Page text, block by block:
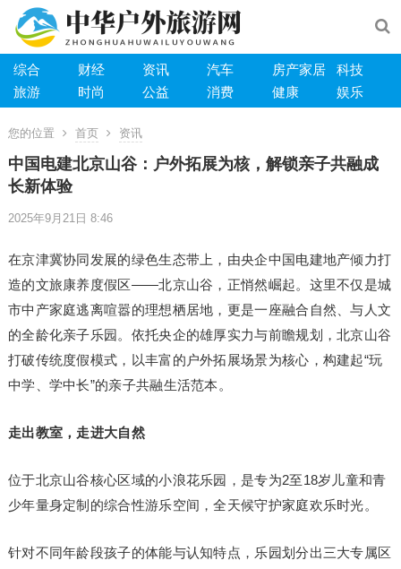
综合 财经 资讯 汽车 房产家居
科技
旅游
时尚 公益 消费 健康 娱乐
您的位置 首页 资讯
中国电建北京山谷：户外拓展为核，解锁亲子共融成
长新体验
2025年9月21日 8:46
在京津冀协同发展的绿色生态带上，由央企中国电建地产倾力打
造的文旅康养度假区——北京山谷，正悄然崛起。这里不仅是城
市中产家庭逃离喧嚣的理想栖居地，更是一座融合自然、与人文
的全龄化亲子乐园。依托央企的雄厚实力与前瞻规划，北京山谷
打破传统度假模式，以丰富的户外拓展场景为核心，构建起“玩
中学、学中长”的亲子共融生活范本。
走出教室，走进大自然
位于北京山谷核心区域的小浪花乐园，是专为2至18岁儿童和青
少年量身定制的综合性游乐空间，全天候守护家庭欢乐时光。
针对不同年龄段孩子的体能与认知特点，乐园划分出三大专属区